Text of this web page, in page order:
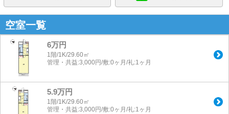
空室一覧
6万円
1階/1K/29.60㎡
管理・共益:3,000円/敷:0ヶ月/礼:1ヶ月
5.9万円
1階/1K/29.60㎡
管理・共益:3,000円/敷:0ヶ月/礼:1ヶ月